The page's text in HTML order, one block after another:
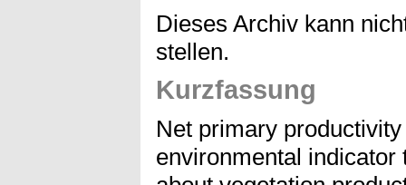
Dieses Archiv kann
stellen.
Kurzfassung
Net primary
environmental